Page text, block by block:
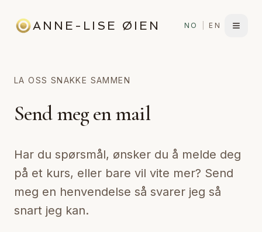
ANNE-LISE ØIEN NO EN
LA OSS SNAKKE SAMMEN
Send meg en mail
Har du spørsmål, ønsker du å melde deg
på et kurs, eller bare vil vite mer? Send
meg en henvendelse så svarer jeg så
snart jeg kan.